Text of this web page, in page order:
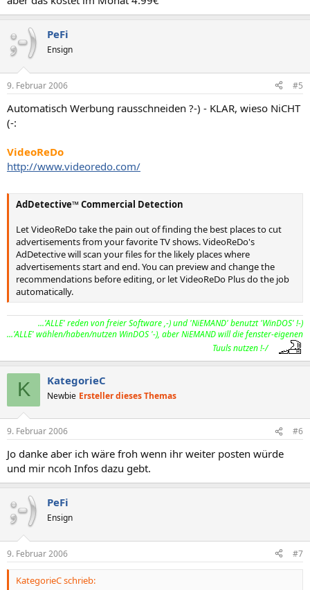
PeFi
Ensign
9. Februar 2006 #5
Automatisch Werbung rausschneiden ?-) - KLAR, wieso NiCHT
(-:
VideoReDo
http://www.videoredo.com/
AdDetective™ Commercial Detection
Let VideoReDo take the pain out of finding the best places to cut
advertisements from your favorite TV shows. VideoReDo's
AdDetective will scan your files for the likely places where
advertisements start and end. You can preview and change the
recommendations before editing, or let VideoReDo Plus do the job
automatically.
...'ALLE' reden von freier Software ,-) und 'NiEMAND' benutzt 'WinDOS' !-)
...'ALLE' wählen/haben/nutzen WinDOS '-), aber NiEMAND will die fenster-eigenen
Tuuls nutzen !-/
K KategorieC
Newbie Ersteller dieses Themas
9. Februar 2006 #6
Jo danke aber ich wäre froh wenn ihr weiter posten würde
und mir ncoh Infos dazu gebt.
PeFi
Ensign
9. Februar 2006 #7
KategorieC schrieb: